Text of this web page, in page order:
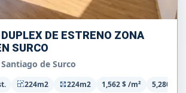
DE ESTRENO ZONA
SURCO
de Surco
224m2 224m2 1,562 $ /m² 5,280 S/